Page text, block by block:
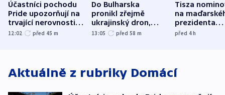
Účastníci pochodu
Pride upozorňují na
trvající nerovnosti i
společenskou
12:02 před 45 m
Do Bulharska
pronikl zřejmě
ukrajinský dron,
explodoval kilometr
13:05 před 58 m
Tisza
na
prezidenta
bývalého
před 4h
Aktuálně z rubriky Domácí